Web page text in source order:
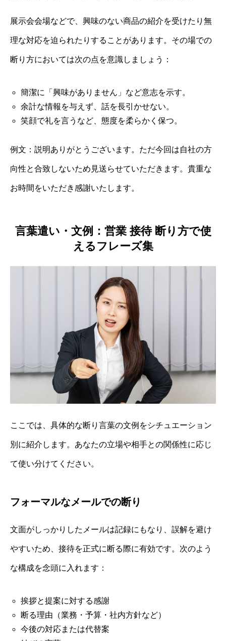
展示会会場などで、興味のない商品の紹介を受けたり無
理な対応を迫られたりすることがあります。その場での
断り方においては次の点を意識しましょう：
簡潔に「興味がありません」など意志を示す。
余計な情報を与えず、話を長引かせない。
笑顔で礼を言うなど、態度を柔らかく保つ。
例文：説明ありがとうございます。ただ今回は自社の方
向性と合致しないため見送らせていただきます。貴重な
お時間をいただき感謝いたします。
言葉遣い・文例：営業 接待 断り方で使
えるフレーズ集
ここでは、具体的な断り言葉の文例をシチュエーション
別に紹介します。あなたの立場や相手との関係性に応じ
て使い分けてください。
フォーマルなメールでの断り
文面がしっかりしたメールは記録にもなり、誤解を避け
やすいため、接待を正式に断る際に有効です。次のよう
な構成を念頭に入れます：
挨拶と提案に対する感謝
断る理由（業務・予算・社内方針など）
今後の対応または代替案